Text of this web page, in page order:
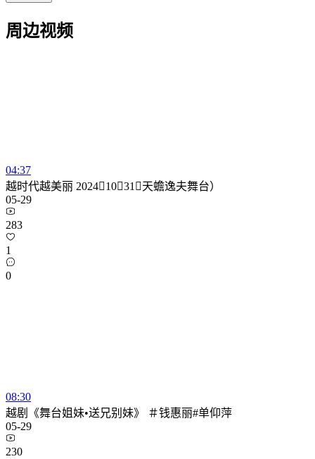
周边视频
04:37
越时代越美丽 20241031（天蟾逸夫舞台）
05-29
283
1
0
08:30
越剧《舞台姐妹•送兄别妹》 ＃钱惠丽#单仰萍
05-29
230